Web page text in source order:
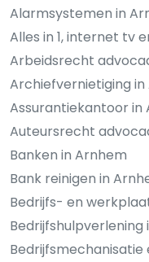
Alarmsystemen in
Alles in 1, internet tv
Arbeidsrecht
Archiefvernietiging in
Assurantiekantoor in
Auteursrecht
Banken in Arnhem
Bank reinigen in
Bedrijfs- en
Bedrijfshulpverlening